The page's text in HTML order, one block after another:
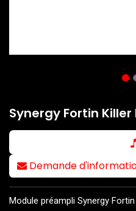
Synergy Fortin
Demande
Module préampli Synergy